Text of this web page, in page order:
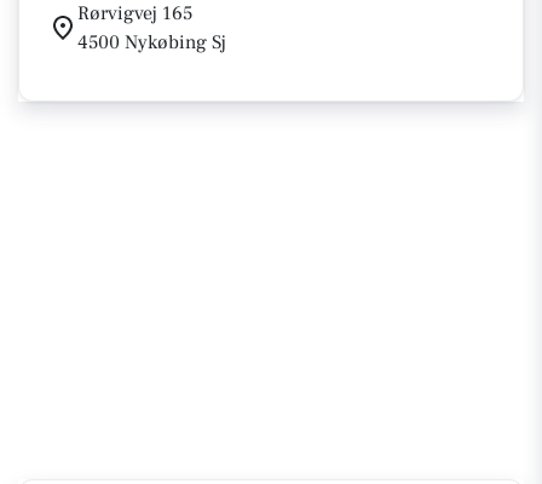
Rørvigvej 165
4500 Nykøbing Sj